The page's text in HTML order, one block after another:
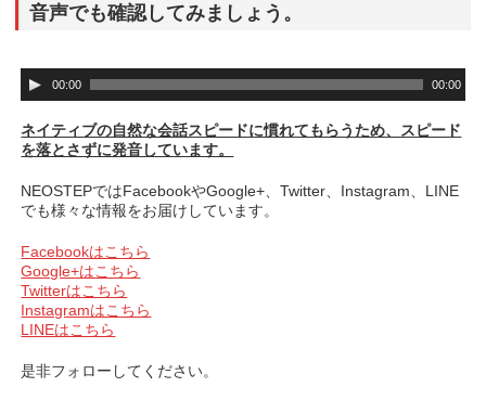
音声でも確認してみましょう。
音
声
レ
ー
ー
00:00 00:00
ネイティブの自然な会話スピードに慣れてもらうため、スピード
を落とさずに発音しています。
NEOSTEPではFacebookやGoogle+、Twitter、Instagram、LINE
でも様々な情報をお届けしています。
Facebookはこちら
Google+はこちら
Twitterはこちら
Instagramはこちら
LINEはこちら
是非フォローしてください。